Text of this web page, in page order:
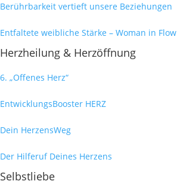
Berührbarkeit vertieft unsere Beziehungen
Entfaltete weibliche Stärke – Woman in Flow
Herzheilung & Herzöffnung
6. „Offenes Herz“
EntwicklungsBooster HERZ
Dein HerzensWeg
Der Hilferuf Deines Herzens
Selbstliebe